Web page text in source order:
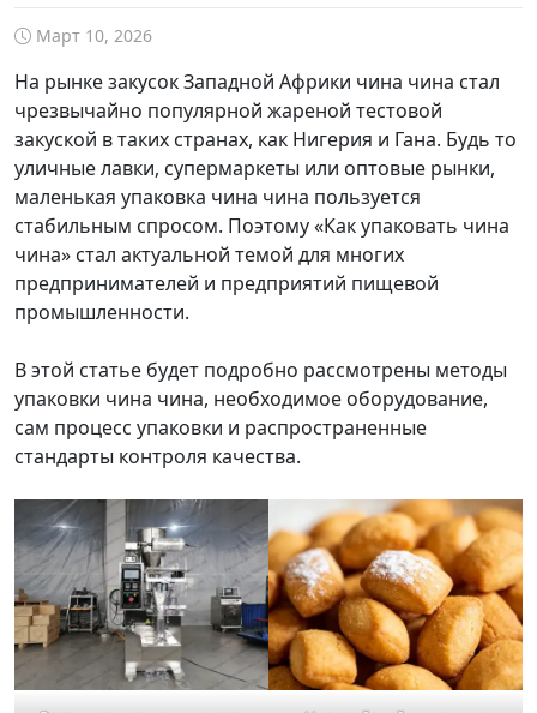
Март 10, 2026
На рынке закусок Западной Африки чина чина стал
чрезвычайно популярной жареной тестовой
закуской в таких странах, как Нигерия и Гана. Будь то
уличные лавки, супермаркеты или оптовые рынки,
маленькая упаковка чина чина пользуется
стабильным спросом. Поэтому «Как упаковать чина
чина» стал актуальной темой для многих
предпринимателей и предприятий пищевой
промышленности.
В этой статье будет подробно рассмотрены методы
упаковки чина чина, необходимое оборудование,
сам процесс упаковки и распространенные
стандарты контроля качества.